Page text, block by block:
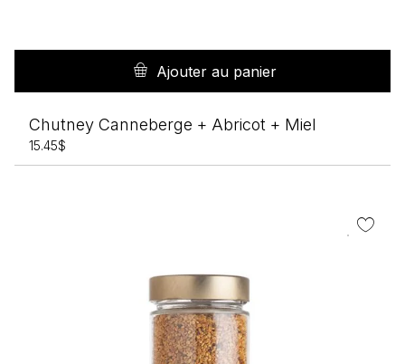
Ajouter au panier
Chutney Canneberge + Abricot + Miel
15.45$